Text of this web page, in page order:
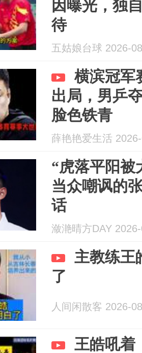
因曝光，独
待
五姑娘台球 2026-
横滨冠军
出局，男乒
脸色铁青
薛艳艳爱生活
“虎落平阳被
当众嘲讽的
话
潋滟晴方DAY
主教练王
了
人间闲散客 2026-
王皓吼着